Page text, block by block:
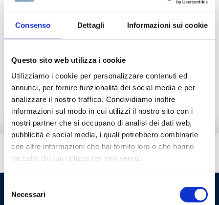
Consenso Dettagli Informazioni sui cookie
Questo sito web utilizza i cookie
Utilizziamo i cookie per personalizzare contenuti ed
annunci, per fornire funzionalità dei social media e per
analizzare il nostro traffico. Condividiamo inoltre
informazioni sul modo in cui utilizzi il nostro sito con i
nostri partner che si occupano di analisi dei dati web,
pubblicità e social media, i quali potrebbero combinarle
con altre informazioni che hai fornito loro o che hanno
raccolto dal tuo utilizzo dei loro servizi.
delNecessari
Documentation
Do you need help?